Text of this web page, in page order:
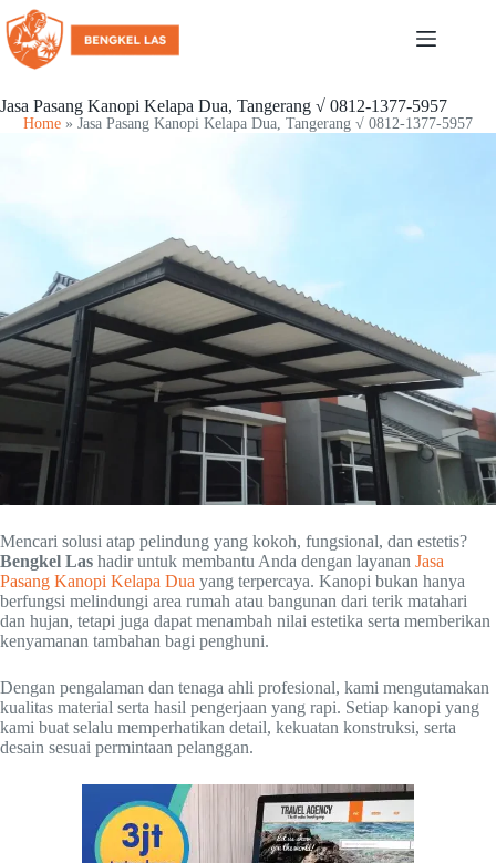
Jasa Pasang Kanopi Kelapa Dua, Tangerang √ 0812-1377-5957
Home » Jasa Pasang Kanopi Kelapa Dua, Tangerang √ 0812-1377-5957
Mencari solusi atap pelindung yang kokoh, fungsional, dan estetis?
Bengkel Las hadir untuk membantu Anda dengan layanan Jasa
Pasang Kanopi Kelapa Dua yang terpercaya. Kanopi bukan hanya
berfungsi melindungi area rumah atau bangunan dari terik matahari
dan hujan, tetapi juga dapat menambah nilai estetika serta memberikan
kenyamanan tambahan bagi penghuni.
Dengan pengalaman dan tenaga ahli profesional, kami mengutamakan
kualitas material serta hasil pengerjaan yang rapi. Setiap kanopi yang
kami buat selalu memperhatikan detail, kekuatan konstruksi, serta
desain sesuai permintaan pelanggan.